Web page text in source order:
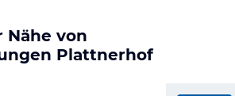
Nähe von
Plattnerhof